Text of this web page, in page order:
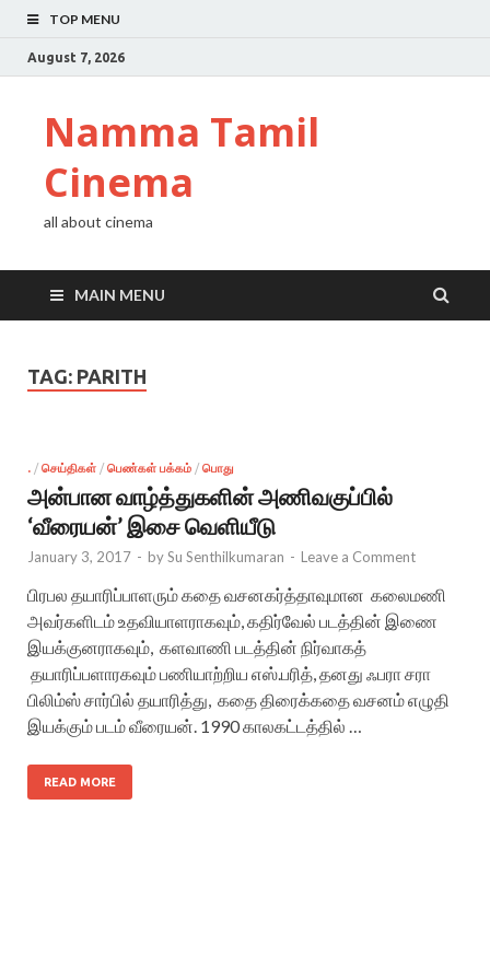
TOP MENU
August 7, 2026
Namma Tamil
Cinema
all about cinema
MAIN MENU
TAG: PARITH
. / செய்திகள் / பெண்கள் பக்கம் / பொது
அன்பான வாழ்த்துகளின் அணிவகுப்பில்
‘வீரையன்’ இசை வெளியீடு
January 3, 2017 - bySu Senthilkumaran - Leave a Comment
பிரபல தயாரிப்பாளரும் கதை வசனகர்த்தாவுமான கலைமணி
அவர்களிடம் உதவியாளராகவும், கதிர்வேல் படத்தின் இணை
இயக்குனராகவும், களவாணி படத்தின் நிர்வாகத்
தயாரிப்பளாரகவும் பணியாற்றிய எஸ்.பரித், தனது ஃபரா சரா
பிலிம்ஸ் சார்பில் தயாரித்து, கதை திரைக்கதை வசனம் எழுதி
இயக்கும் படம் வீரையன். 1990 காலகட்டத்தில் …
READ MORE